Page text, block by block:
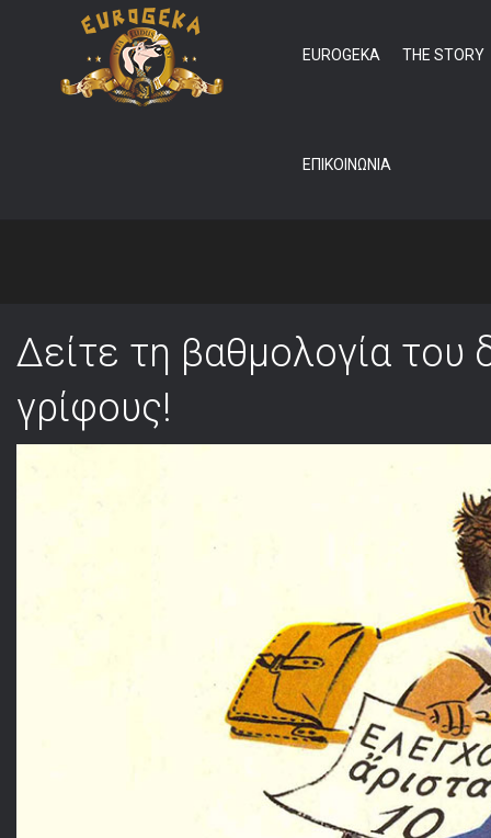
EUROGEKA THE STORY
ΕΠΙΚΟΙΝΩΝΙΑ
Δείτε τη βαθμολογία του
γρίφους!